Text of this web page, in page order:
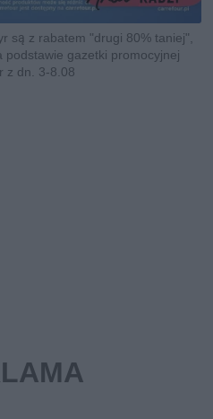
są z rabatem "drugi 80% taniej",
podstawie gazetki promocyjnej
z dn. 3-8.08